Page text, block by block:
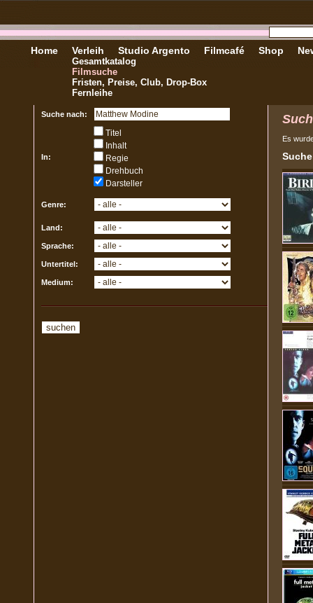
Home Verleih
Gesamtkatalog
Filmsuche
Fristen, Preise, Club, Drop-Box
Fernleihe
Studio Argento Filmcafé Shop
Suche nach:
In:
Titel
Inhalt
Regie
Drehbuch
Darsteller
Genre:
Land:
Sprache:
Untertitel:
Medium:
Es